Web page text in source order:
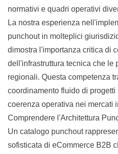
normativi e quadri operativi
La nostra esperienza
punchout in molteplici
dimostra l'importanza critica di
dell'infrastruttura tecnica che le
regionali. Questa competenza
coordinamento fluido di
coerenza operativa nei mercati
Comprendere l'Architettura
Un catalogo punchout
sofisticata di eCommerce B2B